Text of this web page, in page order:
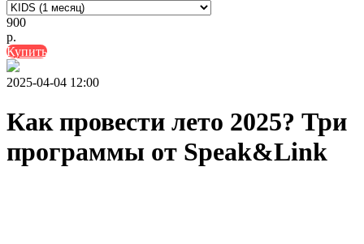
900
р.
Купить
2025-04-04 12:00
Как провести лето 2025? Три
программы от Speak&Link